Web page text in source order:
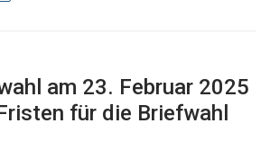
am 23. Februar 2025
für die Briefwahl